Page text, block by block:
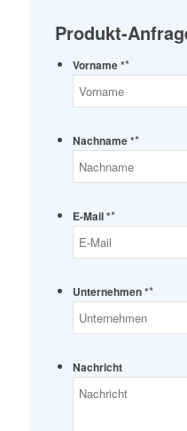
Produkt-
Vorname **
Nachname **
E-Mail **
Unternehmen **
Nachricht